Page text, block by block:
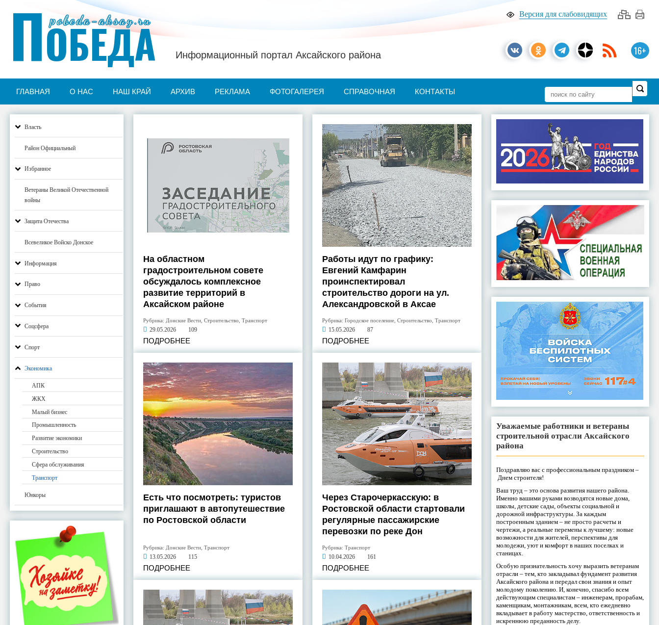
Версия для слабовидящих
16+
pobeda-aksay.ru
ПОБЕДА Информационный портал Аксайского района
ГЛАВНАЯ О НАС НАШ КРАЙ АРХИВ РЕКЛАМА ФОТОГАЛЕРЕЯ СПРАВОЧНАЯ КОНТАКТЫ
Власть
Район Официальный
Избранное
Ветераны Великой Отечественной
войны
Защита Отечества
Всевеликое Войско Донское
Информация
Право
События
Соцсфера
Спорт
Экономика
АПК
ЖКХ
Малый бизнес
Промышленность
Развитие экономики
Строительство
Сфера обслуживания
Транспорт
Юнкоры
На областном
градостроительном совете
обсуждалось комплексное
развитие территорий в
Аксайском районе
Рубрика: Донские Вести ,Строительство ,Транспорт
29.05.2026 109
ПОДРОБНЕЕ
Работы идут по графику:
Евгений Камфарин
проинспектировал
строительство дороги на ул.
Александровской в Аксае
Рубрика: Городское поселение, Строительство Транспорт
15.05.2026 87
ПОДРОБНЕЕ
Есть что посмотреть: туристов
приглашают в автопутешествие
по Ростовской области
Рубрика: Донские Вести ,Транспорт
13.05.2026 115
ПОДРОБНЕЕ
Через Старочеркасскую: в
Ростовской области стартовали
регулярные пассажирские
перевозки по реке Дон
Рубрика: Транспорт
10.04.2026 161
ПОДРОБНЕЕ
Уважаемые работники и ветераны
строительной отрасли Аксайского
района
Поздравляю вас с профессиональным праздником –
Днем строителя!
Ваш труд – это основа развития нашего района.
Именно вашими руками возводятся новые дома,
школы, детские сады, объекты социальной и
дорожной инфраструктуры. За каждым
построенным зданием – не просто расчеты и
чертежи, а реальные перемены к лучшему: новые
возможности для жителей, перспективы для
молодежи, уют и комфорт в наших поселках и
станицах.
Особую признательность хочу выразить ветеранам
отрасли – тем, кто закладывал фундамент развития
Аксайского района и передал свои знания и опыт
молодому поколению. И, конечно, спасибо всем
действующим специалистам – инженерам, прорабам,
каменщикам, монтажникам, всем, кто ежедневно
вкладывает в работу мастерство, ответственность и
искреннюю преданность делу.